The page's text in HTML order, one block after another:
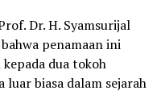
Dr. H. Syamsurijal
penamaan ini
dua tokoh
luar biasa dalam sejarah